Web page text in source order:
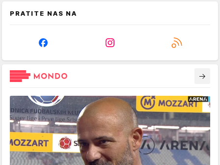
PRATITE NAS NA